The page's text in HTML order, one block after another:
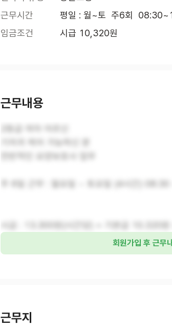
근무시간
평일 : 월~토  주6회
임금조건
시급 10,320원
근무내용
회원가입 후 근무
근무지